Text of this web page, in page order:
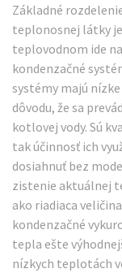
Základné
teplonosnej látky
teplovodnom ide
kondenzačné
systémy majú
dôvodu, že sa
kotlovej vody. Sú
tak účinnosť ich
dosiahnuť bez
zistenie aktuálnej
ako riadiaca
kondenzačné
tepla ešte
nízkych teplotách